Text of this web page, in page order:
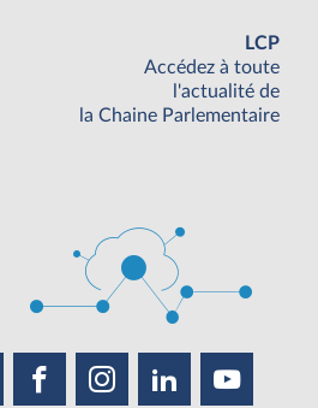
LCP
Accédez à toute
l'actualité de
la Chaine Parlementaire